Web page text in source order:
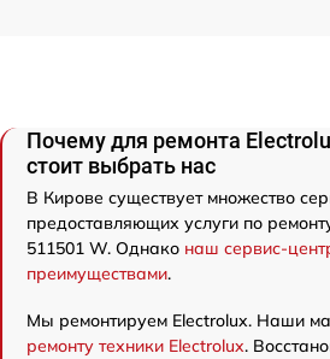
Почему для ремонта
стоит выбрать нас
В Кирове существует множество
предоставляющих услуги по
511501 W. Однако наш сервис-
преимуществами.
Мы ремонтируем Electrolux. Наши
ремонту техники Electrolux.